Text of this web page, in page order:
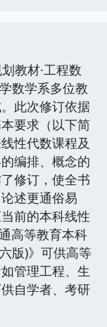
教材·工程数
数学系多位教
此次修订依据
要求（以下简
性代数课程及
编排、概念的
修订，使全书
述更通俗易
前的本科线性
高等教育本科
版)》可供高等
管理工程、生
自学者、考研